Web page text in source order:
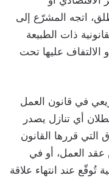
اتجه المشرّع إلى
ذات الطبيعة
الالتفاف عليها تحت
في قانون العمل
أي تنازل يصدر
قررها القانون
عقد العمل، أو في
عند انتهاء علاقة